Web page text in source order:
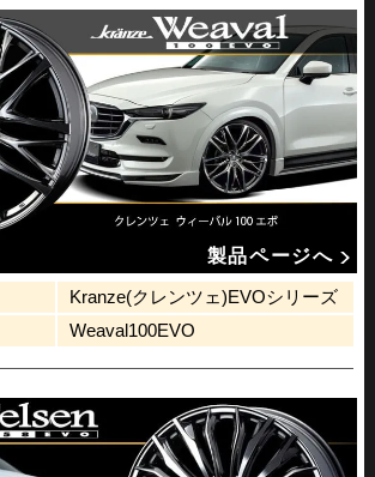
製品ページへ
Kranze(クレンツェ)EVOシリーズ
Weaval100EVO